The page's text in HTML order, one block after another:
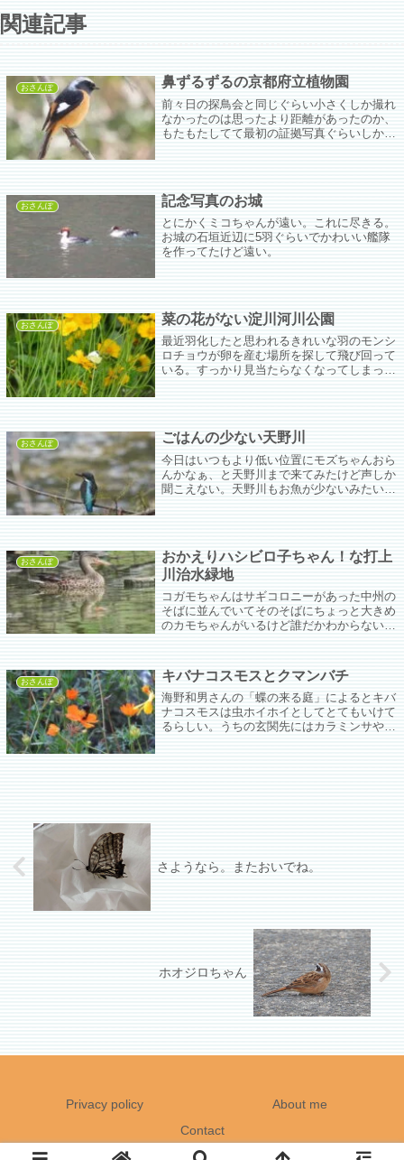
関連記事
おさんぽ 鼻ずるずるの京都府立植物園
前々日の探鳥会と同じぐらい小さくしか撮れ
なかったのは思ったより距離があったのか、
もたもたしてて最初の証拠写真ぐらいしか撮
おさんぽ 記念写真のお城
とにかくミコちゃんが遠い。これに尽きる。
お城の石垣近辺に5羽ぐらいでかわいい艦隊
を作ってたけど遠い。
おさんぽ 菜の花がない淀川河川公園
最近羽化したと思われるきれいな羽のモンシ
ロチョウが卵を産む場所を探して飛び回って
いる。すっかり見当たらなくなってしまった
おさんぽ ごはんの少ない天野川
今日はいつもより低い位置にモズちゃんおら
んかなぁ、と天野川まで来てみたけど声しか
聞こえない。天野川もお魚が少ないみたいで
おさんぽ
おかえりハシビロ子ちゃん！な打上
川治水緑地
コガモちゃんはサギコロニーがあった中州の
そばに並んでいてそのそばにちょっと大きめ
のカモちゃんがいるけど誰だかわからない。
おさんぽ キバナコスモスとクマンバチ
海野和男さんの「蝶の来る庭」によるとキバ
ナコスモスは虫ホイホイとしてとてもいけて
るらしい。うちの玄関先にはカラミンサやキ
さようなら。またおいでね。
ホオジロちゃん
Privacy policy
About me
Contact